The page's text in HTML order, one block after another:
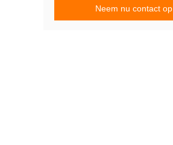
Neem nu contact op